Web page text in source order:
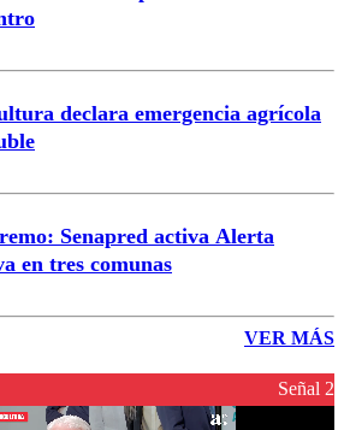
declara emergencia agrícola
Senapred activa Alerta
en tres comunas
VER MÁS
Señal 2